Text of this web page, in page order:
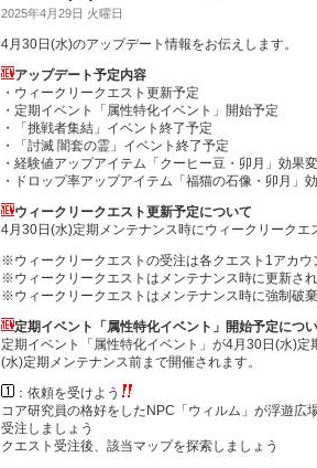
2025年4月29日 火曜日
4月30日(水)のアップデート情報をお伝えします。
アップデート予定内容
・ウィークリークエスト更新予定
・定期イベント「属性特化イベント」開始予定
・「挑戦者集結」イベント終了予定
・「討滅 闇套の霊」イベント終了予定
・経験値アップアイテム「クーヒー豆・卯月」効果
・ドロップ率アップアイテム「福猫の石像・卯月」
ウィークリークエスト更新予定について
4月30日(水)定期メンテナンス時にウィークリークエ
※ウィークリークエストの受注は各クエスト1アカウ
※ウィークリークエストはメンテナンス時に更新さ
※ウィークリークエストはメンテナンス時に強制破
定期イベント「属性特化イベント」開始予定につ
定期イベント「属性特化イベント」が4月30日(水)定
(水)定期メンテナンス前まで開催されます。
：依頼を受けよう
コア研究員の格好をしたNPC「ウィルム」が浮遊広
受注しましょう
クエスト受注後、該当マップを探索しましょう